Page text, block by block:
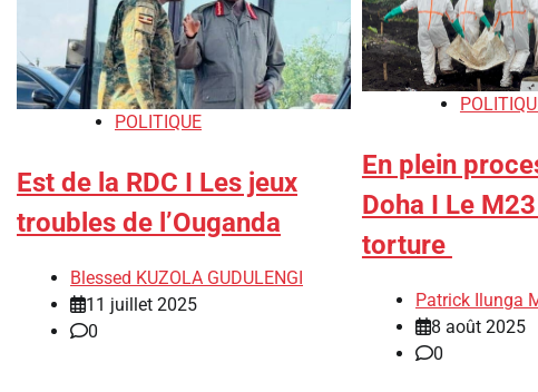
POLITIQUE
Est de la RDC I Les jeux
troubles de l’Ouganda
Blessed KUZOLA GUDULENGI
11 juillet 2025
0
En plein
Doha I Le
torture
Patrick Ilunga
8 août 2025
0